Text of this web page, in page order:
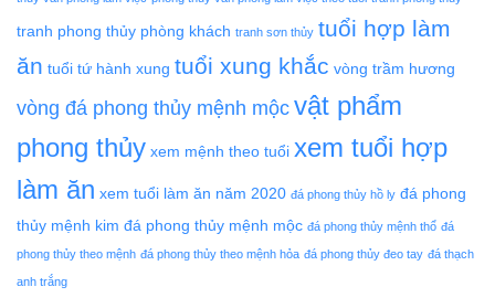
tranh phong thủy phòng khách tranh sơn thủy tuổi hợp làm
ăn tuổi tứ hành xung tuổi xung khắc vòng trầm hương
vòng đá phong thủy mệnh mộc vật phẩm
phong thủy xem mệnh theo tuổi xem tuổi hợp
làm ăn xem tuổi làm ăn năm 2020 đá phong thủy hồ ly đá phong
thủy mệnh kim đá phong thủy mệnh mộc đá phong thủy mệnh thổ đá
phong thủy theo mệnh đá phong thủy theo mệnh hỏa đá phong thủy đeo tay đá thạch
anh trắng